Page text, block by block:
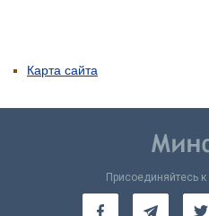
Карта сайта
Присоединяйтесь